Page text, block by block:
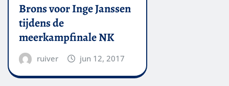
Brons voor Inge Janssen
tijdens de
meerkampfinale NK
ruiver jun 12, 2017